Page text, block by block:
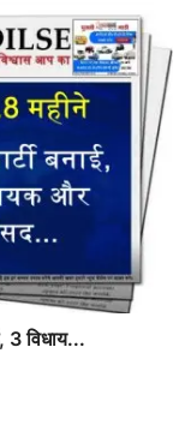
3 विधाय...